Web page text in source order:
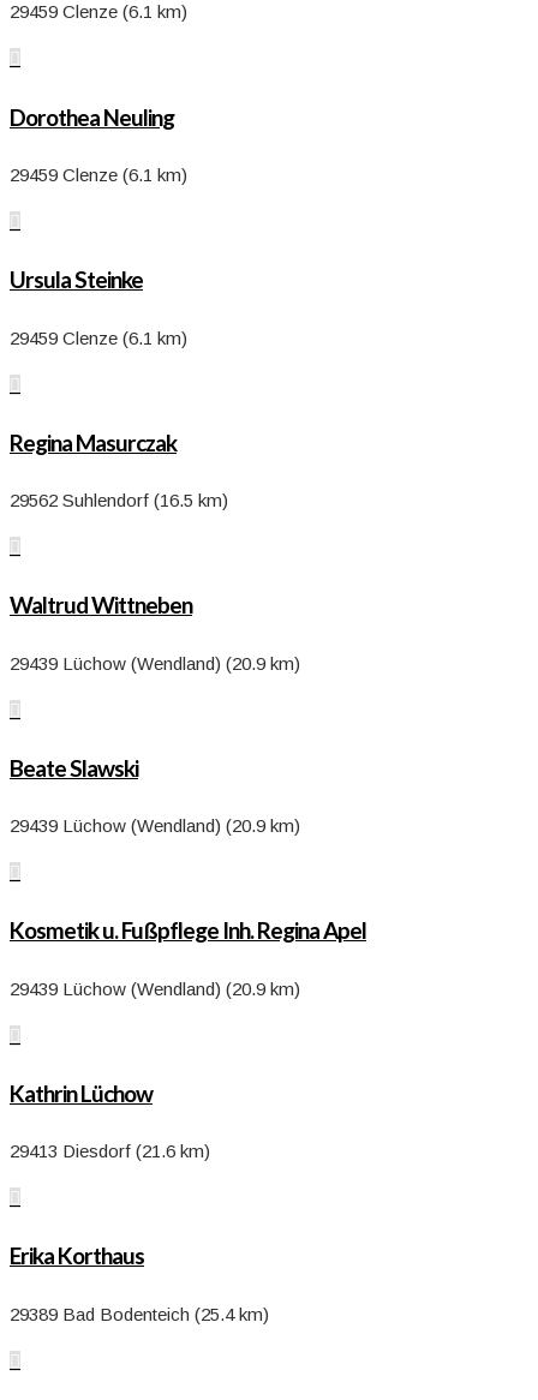
29459 Clenze (6.1 km)

Dorothea Neuling
29459 Clenze (6.1 km)

Ursula Steinke
29459 Clenze (6.1 km)

Regina Masurczak
29562 Suhlendorf (16.5 km)

Waltrud Wittneben
29439 Lüchow (Wendland) (20.9 km)

Beate Slawski
29439 Lüchow (Wendland) (20.9 km)

Kosmetik u. Fußpflege Inh. Regina Apel
29439 Lüchow (Wendland) (20.9 km)

Kathrin Lüchow
29413 Diesdorf (21.6 km)

Erika Korthaus
29389 Bad Bodenteich (25.4 km)
